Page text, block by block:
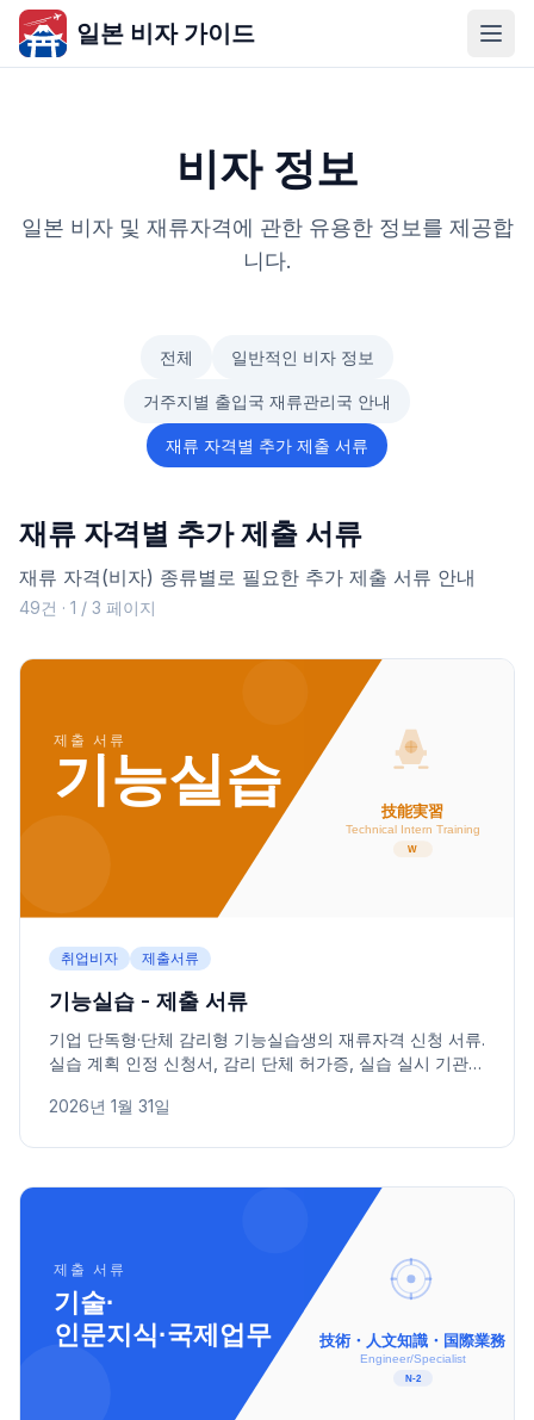
일본 비자 가이드
비자 정보
일본 비자 및 재류자격에 관한 유용한 정보를 제공합
니다.
전체 일반적인 비자 정보
거주지별 출입국 재류관리국 안내
재류 자격별 추가 제출 서류
재류 자격별 추가 제출 서류
재류 자격(비자) 종류별로 필요한 추가 제출 서류 안내
49건 · 1 / 3 페이지
취업비자 제출서류
기능실습 - 제출 서류
기업 단독형·단체 감리형 기능실습생의 재류자격 신청 서류.
실습 계획 인정 신청서, 감리 단체 허가증, 실습 실시 기관
2026년 1월 31일